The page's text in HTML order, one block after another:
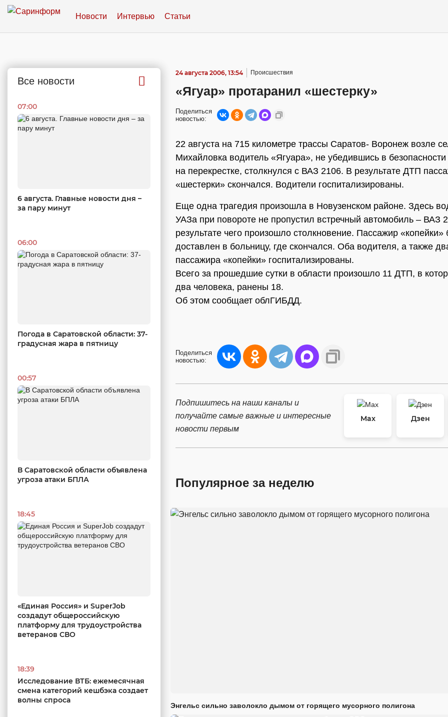
Новости Интервью Статьи
Все новости
07:00
6 августа. Главные новости дня –
за пару минут
06:00
Погода в Саратовской области: 37-
градусная жара в пятницу
00:57
В Саратовской области объявлена
угроза атаки БПЛА
18:45
«Единая Россия» и SuperJob
создадут общероссийскую
платформу для трудоустройства
ветеранов СВО
18:39
Исследование ВТБ: ежемесячная
смена категорий кешбэка создает
волны спроса
24 августа 2006, 13:54 Происшествия
«Ягуар» протаранил «шестерку»
Поделиться
новостью:
22 августа на 715 километре трассы Саратов- Воронеж возле
Михайловка водитель «Ягуара», не убедившись в
на перекрестке, столкнулся с ВАЗ 2106. В результате ДТП
«шестерки» скончался. Водители госпитализированы.
Еще одна трагедия произошла в Новузенском районе. Здесь
УАЗа при повороте не пропустил встречный автомобиль – ВАЗ
результате чего произошло столкновение. Пассажир «копейки»
доставлен в больницу, где скончался. Оба водителя, а также
пассажира «копейки» госпитализированы.
Всего за прошедшие сутки в области произошло 11 ДТП, в
два человека, ранены 18.
Об этом сообщает облГИБДД.
Поделиться
новостью:
Подпишитесь на наши каналы и
получайте самые важные и интересные
новости первым
Max
Дзен
Популярное за неделю
Энгельс сильно заволокло дымом от горящего мусорного полигона